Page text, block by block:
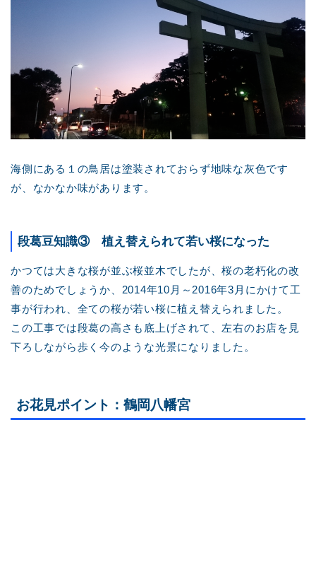
海側にある１の鳥居は塗装されておらず地味な灰色です
が、なかなか味があります。
段葛豆知識③ 植え替えられて若い桜になった
かつては大きな桜が並ぶ桜並木でしたが、桜の老朽化の改
善のためでしょうか、2014年10月～2016年3月にかけて工
事が行われ、全ての桜が若い桜に植え替えられました。
この工事では段葛の高さも底上げされて、左右のお店を見
下ろしながら歩く今のような光景になりました。
お花見ポイント：鶴岡八幡宮